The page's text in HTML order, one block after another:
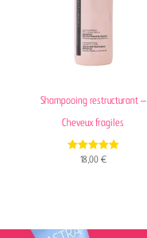
Shampooing restructurant –
Cheveux fragiles
5.00
18,00 €